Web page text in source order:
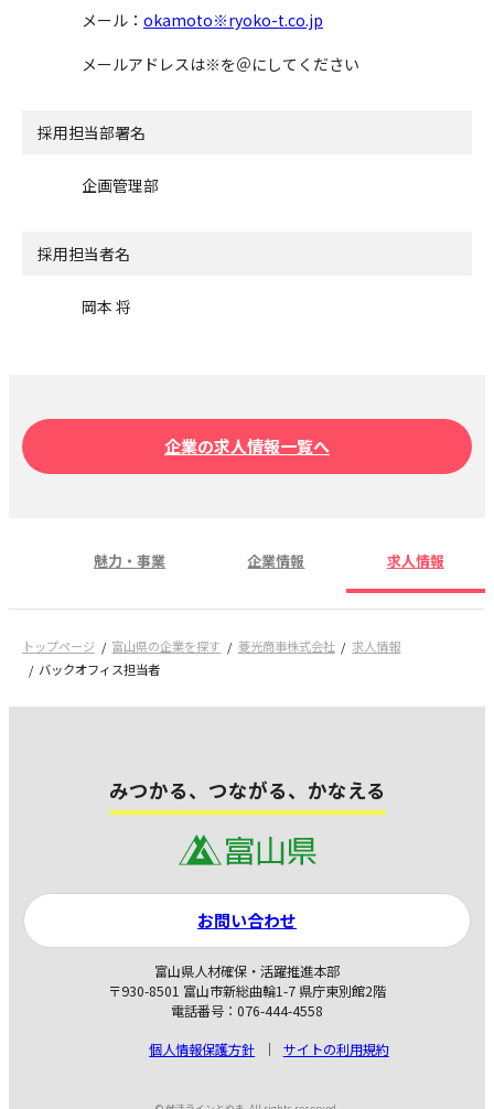
メール： okamoto※ryoko-t.co.jp
メールアドレスは※を＠にしてください
採用担当部署名
企画管理部
採用担当者名
岡本 将
企業の求人情報一覧へ
魅力・事業 企業情報 求人情報
トップページ 富山県の企業を探す 菱光商事株式会社
求人情報
バックオフィス担当者
みつかる、つながる、かなえる
富山県人材確保・活躍推進本部
〒930-8501 富山市新総曲輪1-7 県庁東別館2階
電話番号：076-444-4558
個人情報保護方針
サイトの利用規約
お問い合わせ